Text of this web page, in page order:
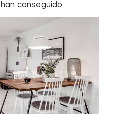
conseguido.